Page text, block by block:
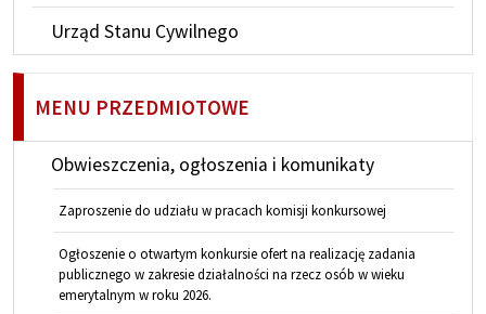
Urząd Stanu Cywilnego
MENU PRZEDMIOTOWE
Obwieszczenia, ogłoszenia i komunikaty
Zaproszenie do udziału w pracach komisji konkursowej
Ogłoszenie o otwartym konkursie ofert na realizację zadania
publicznego w zakresie działalności na rzecz osób w wieku
emerytalnym w roku 2026.